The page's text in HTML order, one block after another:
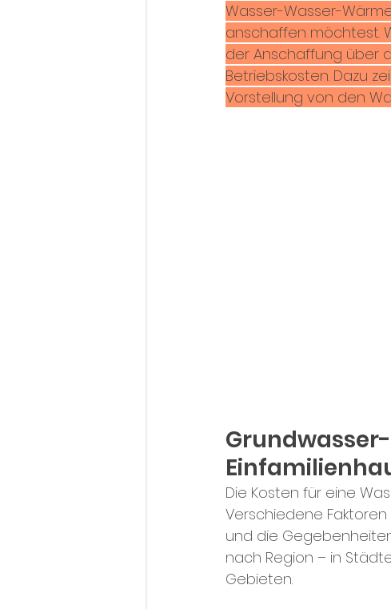
Wasser-Wasser-
anschaffen möchtest.
der Anschaffung über
Betriebskosten. Dazu
Vorstellung von den
Die Kosten für eine
Verschiedene
und die
nach Region – in
Gebieten.